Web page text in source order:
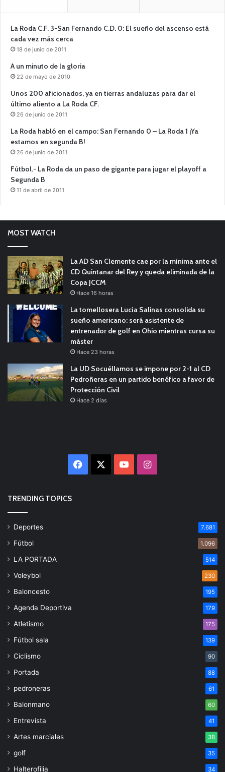
La Roda C.F. 3-San Fernando C.D. 0: El sueño del ascenso está
cada vez más cerca
18 de junio de 2011
A un minuto de la gloria
22 de mayo de 2010
Unos 200 aficionados, ya en tierras andaluzas para dar el
último aliento a La Roda CF.
26 de junio de 2011
La Roda habló en el campo: San Fernando 0 – La Roda 1 ¡Ya
estamos en segunda B!
26 de junio de 2011
Fútbol.- La Roda da un paso de gigante para jugar el playoff a
Segunda B
11 de abril de 2011
MOST WATCH
La AD San Clemente cae por la mínima ante el
CD Quintanar del Rey y queda eliminada de la
Copa JCCM
Hace 16 horas
La tomellosera Lucía Salinas consolida su
sueño americano: será asistente de
entrenador de golf en Ohio mientras cursa su
máster
Hace 23 horas
La UD Socuéllamos se impone por 2-1 al CD
Pedroñeras en un partido benéfico a favor de
Protección Civil
Hace 2 días
Facebook YouTubeInstagram
TRENDING TOPICS
Deportes 7.681
Fútbol 1.096
LA PORTADA 514
Voleybol 230
Baloncesto 195
Agenda Deportiva 179
Atletismo 175
Fútbol sala 139
Ciclismo 90
Portada 88
pedroneras 61
Balonmano 60
Entrevista 41
Artes marciales 38
golf 35
Halterofilia 34